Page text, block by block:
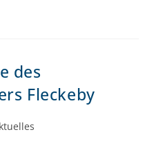
des
Fleckeby